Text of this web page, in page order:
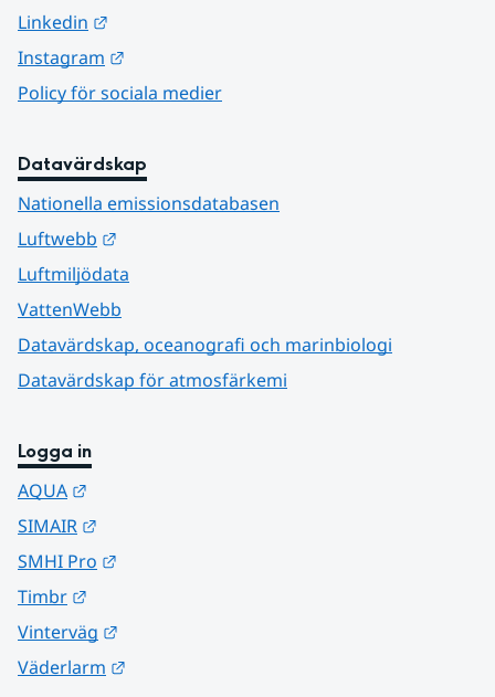
Linkedin
Instagram
Policy för sociala medier
Datavärdskap
Nationella emissionsdatabasen
Luftwebb
Luftmiljödata
VattenWebb
Datavärdskap, oceanografi och marinbiologi
Datavärdskap för atmosfärkemi
Logga in
AQUA
SIMAIR
SMHI Pro
Timbr
Vinterväg
Väderlarm